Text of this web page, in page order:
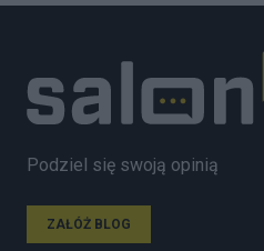
Podziel się swoją opinią
ZAŁÓŻ BLOG